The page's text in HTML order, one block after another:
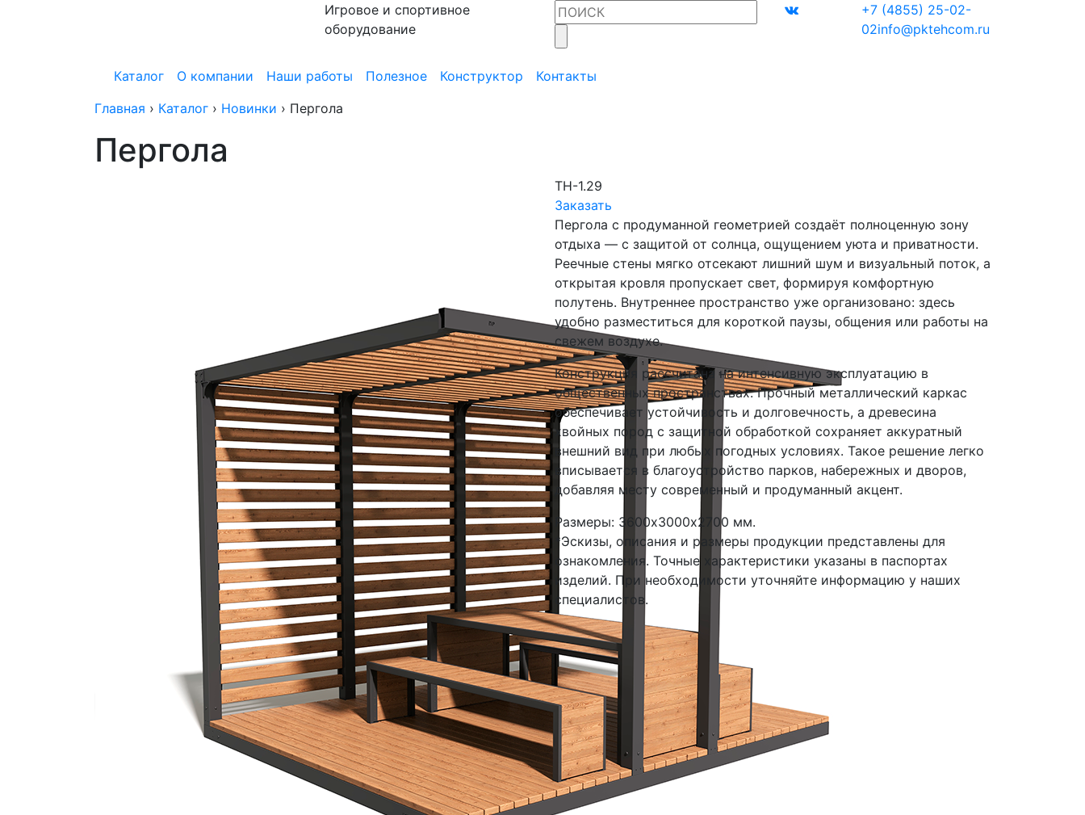
Игровое и спортивное
оборудование
+7 (4855) 25-02-
02info@pktehcom.ru
Каталог О компании Наши работы Полезное Конструктор
Контакты
Главная › Каталог › Новинки › Пергола
Пергола
ТН-1.29
Заказать
Пергола с продуманной геометрией создаёт полноценную зону
отдыха — с защитой от солнца, ощущением уюта и приватности.
Реечные стены мягко отсекают лишний шум и визуальный поток, а
открытая кровля пропускает свет, формируя комфортную
полутень. Внутреннее пространство уже организовано: здесь
удобно разместиться для короткой паузы, общения или работы на
свежем воздухе.
Конструкция рассчитана на интенсивную эксплуатацию в
общественных пространствах. Прочный металлический каркас
обеспечивает устойчивость и долговечность, а древесина
хвойных пород с защитной обработкой сохраняет аккуратный
внешний вид при любых погодных условиях. Такое решение легко
вписывается в благоустройство парков, набережных и дворов,
добавляя месту современный и продуманный акцент.
Размеры: 3600х3000х2700 мм.
*Эскизы, описания и размеры продукции представлены для
ознакомления. Точные характеристики указаны в паспортах
изделий. При необходимости уточняйте информацию у наших
специалистов.